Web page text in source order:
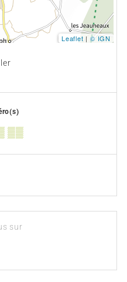
Leaflet | © IGN
▒▒
sur